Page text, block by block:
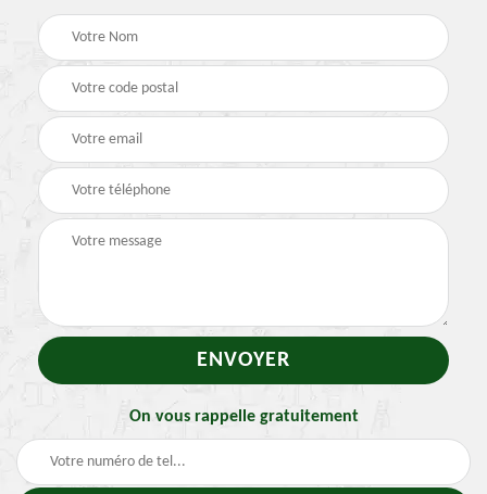
On vous rappelle gratuitement